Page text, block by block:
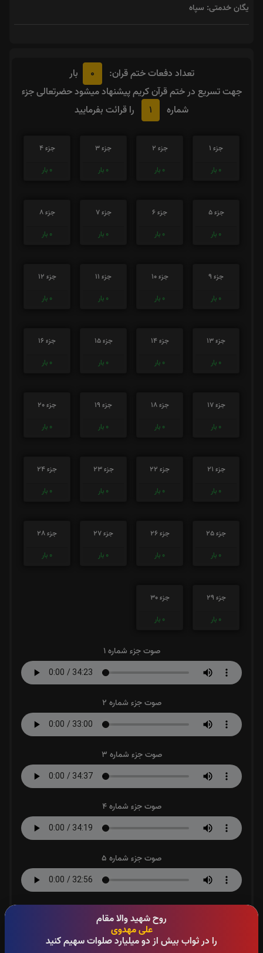
روح شهید والا مقام
علی مهدوی
را در ثواب بیش از دو میلیارد صلوات سهیم کنید
یگان خدمتی: سپاه
تعداد دفعات ختم قران: 0
بار
جهت تسریع در ختم قرآن کریم پیشنهاد میشود حضرتعالی جزء
شماره
1 را قرائت بفرمایید
جزء 1
0 بار
جزء 2
0 بار
جزء 3
0 بار
جزء 4
0 بار
جزء 5
0 بار
جزء 6
0 بار
جزء 7
0 بار
جزء 8
0 بار
جزء 9
0 بار
جزء 10
0 بار
جزء 11
0 بار
جزء 12
0 بار
جزء 13
0 بار
جزء 14
0 بار
جزء 15
0 بار
جزء 16
0 بار
جزء 17
0 بار
جزء 18
0 بار
جزء 19
0 بار
جزء 20
0 بار
جزء 21
0 بار
جزء 22
0 بار
جزء 23
0 بار
جزء 24
0 بار
جزء 25
0 بار
جزء 26
0 بار
جزء 27
0 بار
جزء 28
0 بار
جزء 29
0 بار
جزء 30
0 بار
صوت جزء شماره 1
صوت جزء شماره 2
صوت جزء شماره 3
صوت جزء شماره 4
صوت جزء شماره 5